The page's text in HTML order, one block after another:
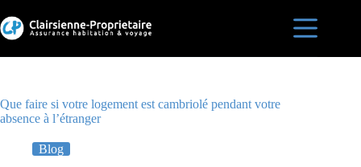
au
contenu
Accueil
suis
assurée
Assurances
Que faire si votre logement est cambriolé pendant votre
absence à l’étranger
Blog